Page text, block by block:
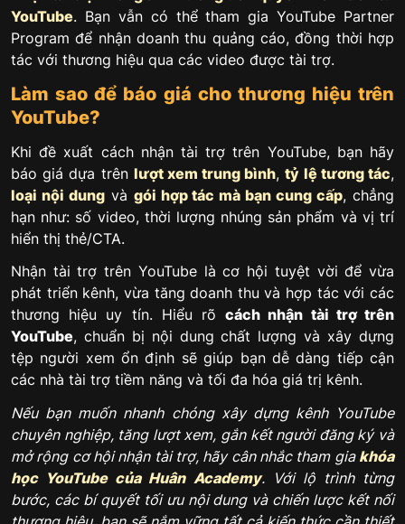
YouTube. Bạn vẫn có thể tham gia YouTube Partner
Program để nhận doanh thu quảng cáo, đồng thời hợp
tác với thương hiệu qua các video được tài trợ.
Làm sao để báo giá cho thương hiệu trên
YouTube?
Khi đề xuất cách nhận tài trợ trên YouTube, bạn hãy
báo giá dựa trên lượt xem trung bình,tỷ lệ tương tác,
loại nội dungvà gói hợp tác mà bạn cung cấp, chẳng
hạn như: số video, thời lượng nhúng sản phẩm và vị trí
hiển thị thẻ/CTA.
Nhận tài trợ trên YouTube là cơ hội tuyệt vời để vừa
phát triển kênh, vừa tăng doanh thu và hợp tác với các
thương hiệu uy tín. Hiểu rõcách nhận tài trợ trên
YouTube, chuẩn bị nội dung chất lượng và xây dựng
tệp người xem ổn định sẽ giúp bạn dễ dàng tiếp cận
các nhà tài trợ tiềm năng và tối đa hóa giá trị kênh.
Nếu bạn muốn nhanh chóng xây dựng kênh YouTube
chuyên nghiệp, tăng lượt xem, gắn kết người đăng ký và
mở rộng cơ hội nhận tài trợ, hãy cân nhắc tham gia khóa
học YouTube của Huân Academy. Với lộ trình từng
bước, các bí quyết tối ưu nội dung và chiến lược kết nối